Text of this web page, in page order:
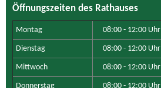
Öffnungszeiten des Rathauses
Montag 08:00 - 12:00 Uhr
Dienstag 08:00 - 12:00 Uhr
Mittwoch 08:00 - 12:00 Uhr
Donnerstag 08:00 - 12:00 Uhr